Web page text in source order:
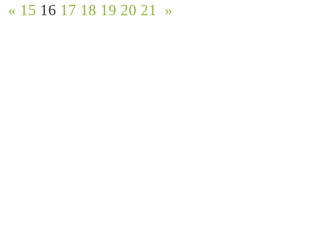
« 15 16 17 18 19 20 21 »